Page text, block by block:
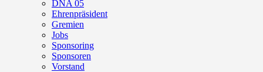
DNA 05
Ehrenpräsident
Gremien
Jobs
Sponsoring
Sponsoren
Vorstand